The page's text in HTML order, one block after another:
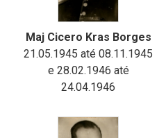
Maj Cicero Kras Borges
21.05.1945 até 08.11.1945
e 28.02.1946 até
24.04.1946